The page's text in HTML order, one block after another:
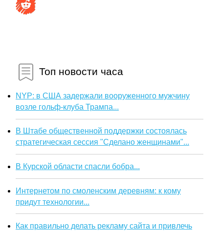
Топ новости часа
NYP: в США задержали вооруженного мужчину
возле гольф-клуба Трампа...
В Штабе общественной поддержки состоялась
стратегическая сессия "Сделано женщинами"...
В Курской области спасли бобра...
Интернетом по смоленским деревням: к кому
придут технологии...
Как правильно делать рекламу сайта и привлечь